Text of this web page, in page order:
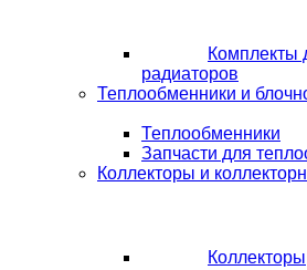
Комплекты
радиаторов
Теплообменники и
Теплообменники
Запчасти для
Коллекторы и
Коллекторы